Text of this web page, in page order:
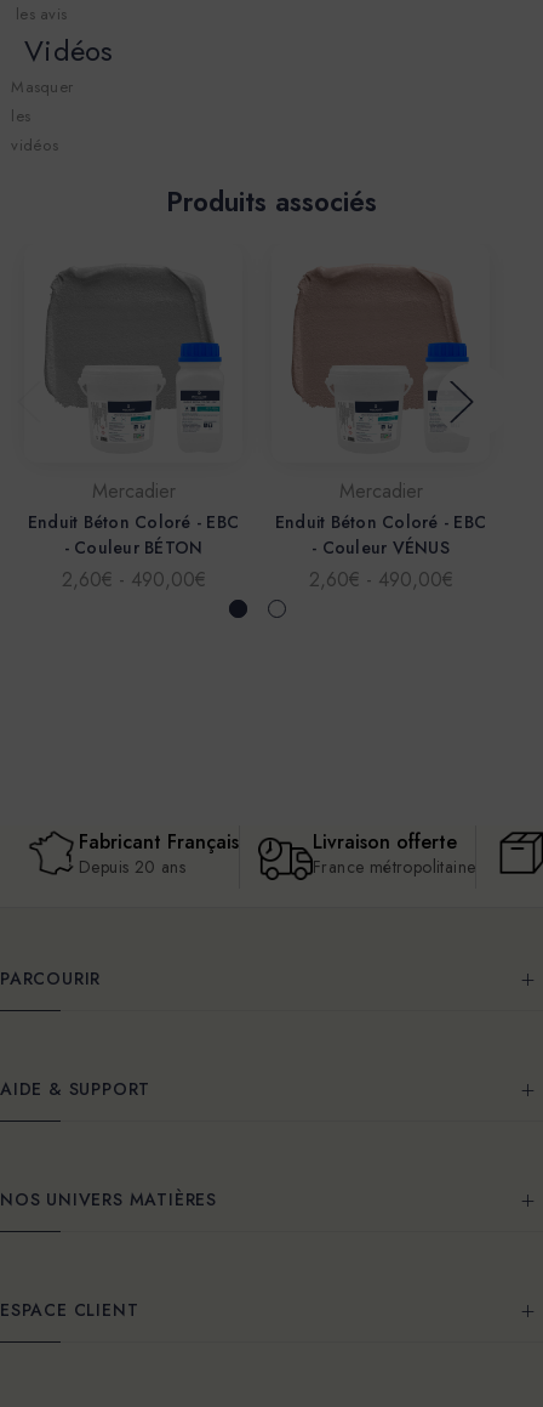
les avis
Vidéos
Masquer
les
vidéos
Produits associés
Mercadier
Enduit Béton Coloré - EBC
- Couleur BÉTON
2,60€ - 490,00€
Mercadier
Enduit Béton Coloré - EBC
- Couleur VÉNUS
2,60€ - 490,00€
Fabricant Français
Depuis 20 ans
Livraison offerte
France métropolitaine
PARCOURIR
AIDE & SUPPORT
NOS UNIVERS MATIÈRES
ESPACE CLIENT